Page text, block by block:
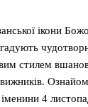
ікони
стилем
іменини 4